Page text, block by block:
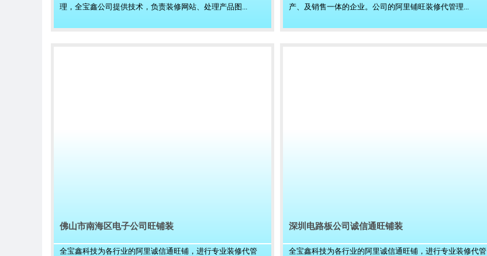
理，全宝鑫公司提供技术，负责装修网站、处理产品图...
产、及销售一体的企业。公司的阿里铺旺装修代管理...
佛山市南海区电子公司旺铺装
全宝鑫科技为各行业的阿里诚信通旺铺，进行专业装修代管
深圳电路板公司诚信通旺铺装
全宝鑫科技为各行业的阿里诚信通旺铺，进行专业装修代管